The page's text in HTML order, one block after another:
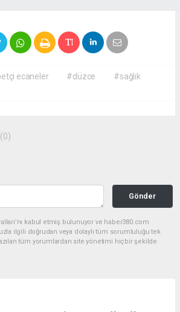
ecaneler #düzce
#sağlık
(0)
Gönder
kabul etmiş bulunuyor ve haber380.com
ilgili doğrudan veya dolaylı tüm sorumluluğu tek
tüm yorumlardan site yönetimi hiçbir şekilde